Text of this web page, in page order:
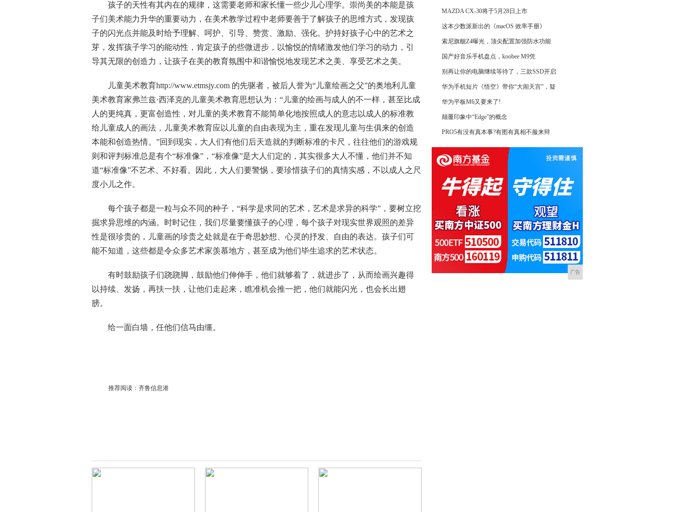
孩子的天性有其内在的规律，这需要老师和家长懂一些少儿心理学。崇尚美的本能是孩
子们美术能力升华的重要动力，在美术教学过程中老师要善于了解孩子的思维方式，发现孩
子的闪光点并能及时给予理解、呵护、引导、赞赏、激励、强化。护持好孩子心中的艺术之
芽，发挥孩子学习的能动性，肯定孩子的些微进步，以愉悦的情绪激发他们学习的动力，引
导其无限的创造力，让孩子在美的教育氛围中和谐愉悦地发现艺术之美、享受艺术之美。
儿童美术教育http://www.etmsjy.com 的先驱者，被后人誉为“儿童绘画之父”的奥地利儿童
美术教育家弗兰兹·西泽克的儿童美术教育思想认为：“儿童的绘画与成人的不一样，甚至比成
人的更纯真，更富创造性，对儿童的美术教育不能简单化地按照成人的意志以成人的标准教
给儿童成人的画法，儿童美术教育应以儿童的自由表现为主，重在发现儿童与生俱来的创造
本能和创造热情。”回到现实，大人们有他们后天造就的判断标准的卡尺，往往他们的游戏规
则和评判标准总是有个“标准像”，“标准像”是大人们定的，其实很多大人不懂，他们并不知
道“标准像”不艺术、不好看。因此，大人们要警惕，要珍惜孩子们的真情实感，不以成人之尺
度小儿之作。
每个孩子都是一粒与众不同的种子，“科学是求同的艺术，艺术是求异的科学”，要树立挖
掘求异思维的内涵。时时记住，我们尽量要懂孩子的心理，每个孩子对现实世界观照的差异
性是很珍贵的，儿童画的珍贵之处就是在于奇思妙想、心灵的抒发、自由的表达。孩子们可
能不知道，这些都是令众多艺术家羡慕地方，甚至成为他们毕生追求的艺术状态。
有时鼓励孩子们跷跷脚，鼓励他们伸伸手，他们就够着了，就进步了，从而绘画兴趣得
以持续、发扬，再扶一扶，让他们走起来，瞧准机会推一把，他们就能闪光，也会长出翅
膀。
给一面白墙，任他们信马由缰。
推荐阅读： 齐鲁信息港
MAZDA CX-30将于5月28日上市
这本少数派新出的《macOS 效率手册》
索尼旗舰Z4曝光，顶尖配置加强防水功能
国产好音乐手机盘点，koobee M9凭
别再让你的电脑继续等待了，三款SSD开启
华为手机短片《悟空》带你“大闹天宫”，疑
华为平板M6又要来了!
颠覆印象中“Edge”的概念
PRO5有没有真本事?有图有真相不服来辩
广告